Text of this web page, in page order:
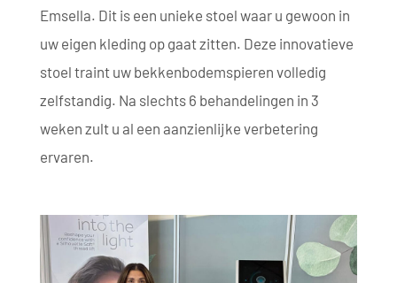
Emsella. Dit is een unieke stoel waar u gewoon in
uw eigen kleding op gaat zitten. Deze innovatieve
stoel traint uw bekkenbodemspieren volledig
zelfstandig. Na slechts 6 behandelingen in 3
weken zult u al een aanzienlijke verbetering
ervaren.